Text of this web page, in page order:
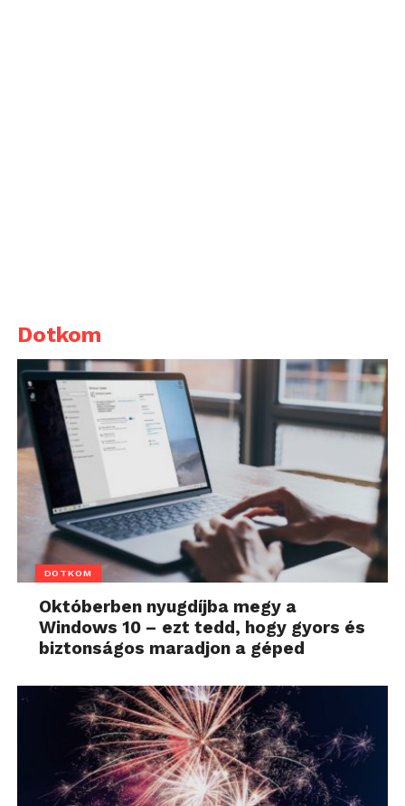
Dotkom
DOTKOM
Októberben nyugdíjba megy a
Windows 10 – ezt tedd, hogy gyors és
biztonságos maradjon a géped